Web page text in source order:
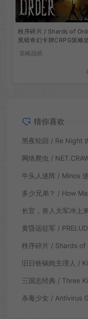
秩序碎片 / Shards of
黑暗奇幻卡牌CRPG策略
策略战棋
猜你喜欢
黑夜轮回 / Re Night